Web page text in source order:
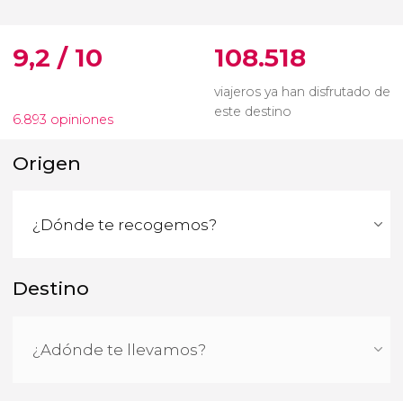
9,2 / 10
6.893 opiniones
108.518
viajeros ya han disfrutado de
este destino
Origen
Destino